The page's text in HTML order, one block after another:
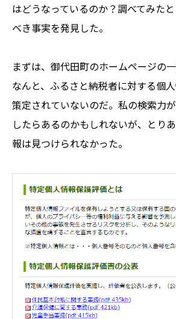
はどうなっているのか？調べてみた
べき事実を発見した。
まずは、御代田町のホームページの
なんと、ふるさと納税者に対する個
策定されていないのだ。私の検索力
したらあるのかもしれないが、とり
報は見つけられなかった。